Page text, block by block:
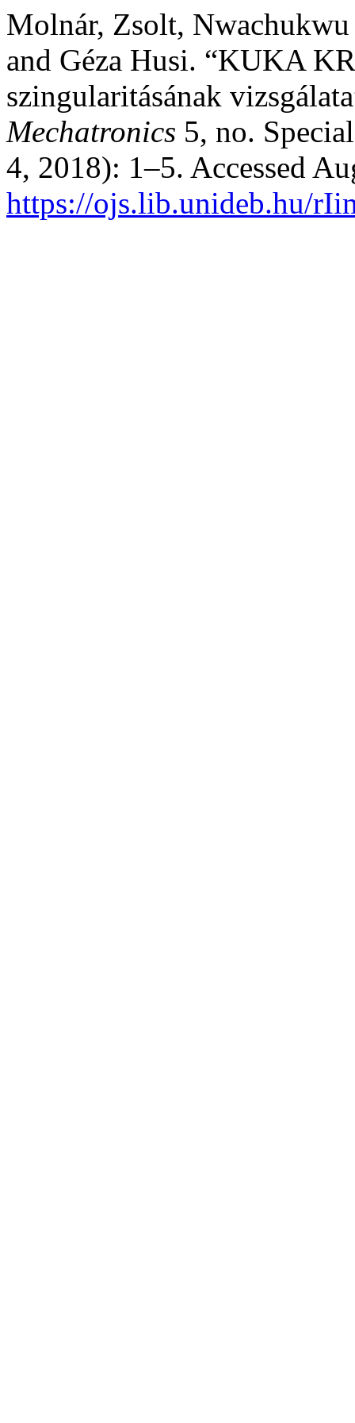
Molnár, Zsolt,
and Géza Husi. “KUKA
szingularitásának
Mechatronics 5, no.
4, 2018): 1–5. Accessed
https://ojs.lib.unideb.hu/